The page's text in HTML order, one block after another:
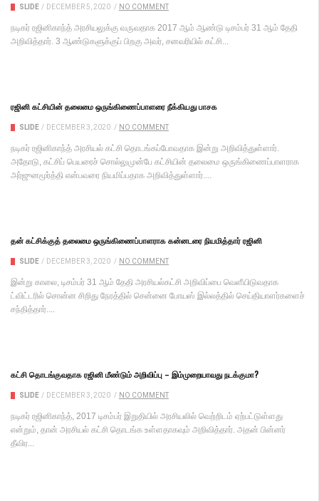
SLIDE / DECEMBER 5, 2020 / NO COMMENT
நடிகர் ரஜினிகாந்த் அரசியலுக்கு வருவதாக 2017 ஆம் ஆண்டு டிசம்பர் 31 ஆம் தேதி
அறிவித்தார். 3 ஆண்டுகளுக்குப் பிறகு அவர், சனவரியில் கட்சி...
ரஜினி கட்சியின் தலைமை ஒருங்கிணைப்பாளரை நீக்கியது பாசக
SLIDE / DECEMBER 3, 2020 / NO COMMENT
நடிகர் ரஜினிகாந்த் அரசியல் கட்சி தொடங்கப்போவதாக இன்று அறிவித்துள்ளார்.
அதோடு, கட்சிப் பெயரைச் சொல்லுமுன்பே கட்சியின் தலைமை ஒருங்கிணைப்பாளராக
அர்ஜுனமூர்த்தி என்பவரை நியமிப்பதாக அறிவித்துள்ளார்....
தன் கட்சிக்குத் தலைமை ஒருங்கிணைப்பாளராக கன்னடரை நியமித்தார் ரஜினி
SLIDE / DECEMBER 3, 2020 / NO COMMENT
இன்று காலை, டிசம்பர் 31 ஆம் தேதி அரசியல்கட்சி அறிவிப்பை வெளீயிடுவதாக
ட்விட்டரில் சொன்ன சிறிது நேரத்தில் சென்னை போயஸ் இல்லத்தில் செய்தியாளர்களைச்
சந்தித்தார்....
கட்சி தொடங்குவதாக ரஜினி மீண்டும் அறிவிப்பு – இம்முறையாவது நடக்குமா?
SLIDE / DECEMBER 3, 2020 / NO COMMENT
நடிகர் ரஜினிகாந்த், 2017 டிசம்பர் இறுதியில் அரசியலில் வெற்றிடம் ஏற்பட்டுள்ளது
என்றும், தான் அரசியல் கட்சி தொடங்க உள்ளதாகவும் அறிவித்தார். அதன் பின்னர்
தீவிர...